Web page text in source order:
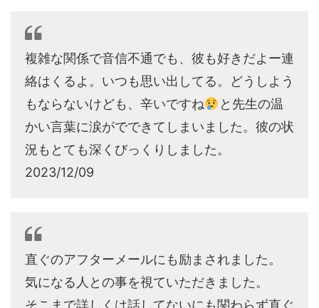
複雑な関係で音信不通でも、彼も好きだよー連
絡はくるよ。いつも思い出してる。どうしよう
もならないけども、辛いですね
と先生の温
かい言葉に涙がでできてしまいました。彼の状
況もとても深くびっくりしました。
2023/12/09
直ぐのアフターメールにも励まされました。
気になる人との事を視ていただきました。